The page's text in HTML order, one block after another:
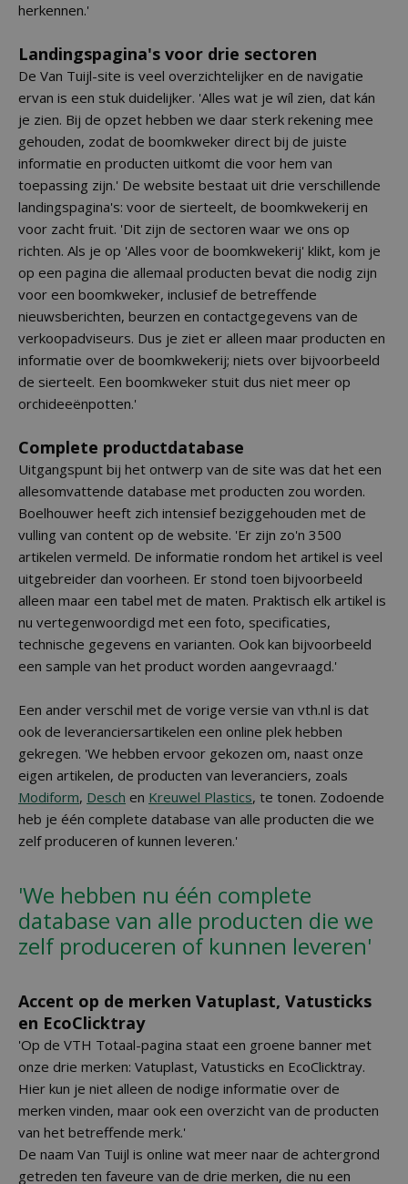
herkennen.'
Landingspagina's voor drie sectoren
De Van Tuijl-site is veel overzichtelijker en de navigatie
ervan is een stuk duidelijker. 'Alles wat je wíl zien, dat kán
je zien. Bij de opzet hebben we daar sterk rekening mee
gehouden, zodat de boomkweker direct bij de juiste
informatie en producten uitkomt die voor hem van
toepassing zijn.' De website bestaat uit drie verschillende
landingspagina's: voor de sierteelt, de boomkwekerij en
voor zacht fruit. 'Dit zijn de sectoren waar we ons op
richten. Als je op 'Alles voor de boomkwekerij' klikt, kom je
op een pagina die allemaal producten bevat die nodig zijn
voor een boomkweker, inclusief de betreffende
nieuwsberichten, beurzen en contactgegevens van de
verkoopadviseurs. Dus je ziet er alleen maar producten en
informatie over de boomkwekerij; niets over bijvoorbeeld
de sierteelt. Een boomkweker stuit dus niet meer op
orchideeënpotten.'
Complete productdatabase
Uitgangspunt bij het ontwerp van de site was dat het een
allesomvattende database met producten zou worden.
Boelhouwer heeft zich intensief beziggehouden met de
vulling van content op de website. 'Er zijn zo'n 3500
artikelen vermeld. De informatie rondom het artikel is veel
uitgebreider dan voorheen. Er stond toen bijvoorbeeld
alleen maar een tabel met de maten. Praktisch elk artikel is
nu vertegenwoordigd met een foto, specificaties,
technische gegevens en varianten. Ook kan bijvoorbeeld
een sample van het product worden aangevraagd.'
Een ander verschil met de vorige versie van vth.nl is dat
ook de leveranciersartikelen een online plek hebben
gekregen. 'We hebben ervoor gekozen om, naast onze
eigen artikelen, de producten van leveranciers, zoals
Modiform, Desch en Kreuwel Plastics, te tonen. Zodoende
heb je één complete database van alle producten die we
zelf produceren of kunnen leveren.'
'We hebben nu één complete
database van alle producten die we
zelf produceren of kunnen leveren'
Accent op de merken Vatuplast, Vatusticks
en EcoClicktray
'Op de VTH Totaal-pagina staat een groene banner met
onze drie merken: Vatuplast, Vatusticks en EcoClicktray.
Hier kun je niet alleen de nodige informatie over de
merken vinden, maar ook een overzicht van de producten
van het betreffende merk.'
De naam Van Tuijl is online wat meer naar de achtergrond
getreden ten faveure van de drie merken, die nu een